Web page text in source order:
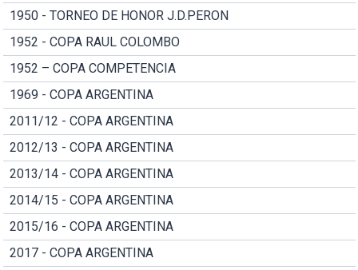
1950 - TORNEO DE HONOR J.D.PERON
1952 - COPA RAUL COLOMBO
1952 – COPA COMPETENCIA
1969 - COPA ARGENTINA
2011/12 - COPA ARGENTINA
2012/13 - COPA ARGENTINA
2013/14 - COPA ARGENTINA
2014/15 - COPA ARGENTINA
2015/16 - COPA ARGENTINA
2017 - COPA ARGENTINA